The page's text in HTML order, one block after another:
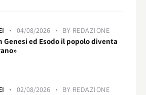
04/08/2026 BY REDAZIONE
Genesi ed Esodo il popolo diventa
02/08/2026 BY REDAZIONE